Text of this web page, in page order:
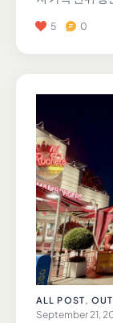
5 0
ALL POST,
September 21,